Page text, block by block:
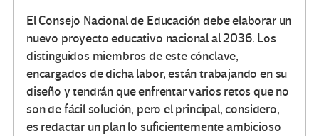
El Consejo Nacional de Educación debe elaborar un
nuevo proyecto educativo nacional al 2036. Los
distinguidos miembros de este cónclave,
encargados de dicha labor, están trabajando en su
diseño y tendrán que enfrentar varios retos que no
son de fácil solución, pero el principal, considero,
es redactar un plan lo suficientemente ambicioso